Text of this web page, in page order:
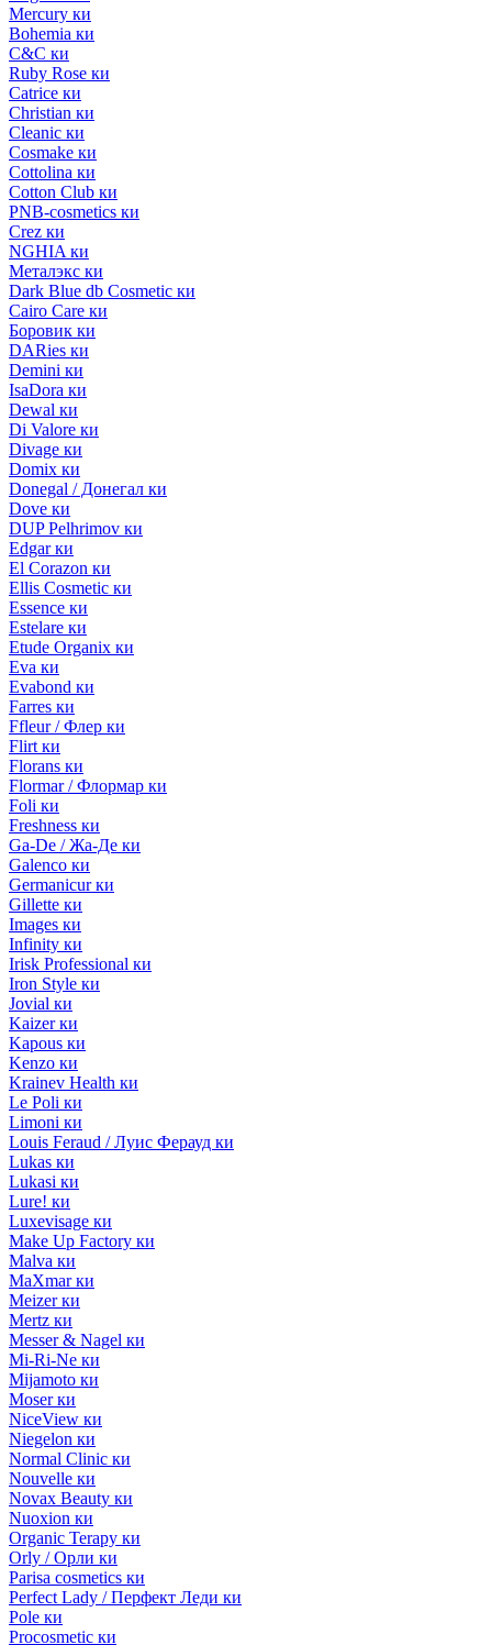
Mercury ки
Bohemia ки
C&C ки
Ruby Rose ки
Catrice ки
Christian ки
Cleanic ки
Cosmake ки
Cottolina ки
Cotton Club ки
PNB-cosmetics ки
Crez ки
NGHIA ки
Металэкс ки
Dark Blue db Cosmetic ки
Cairo Care ки
Боровик ки
DARies ки
Demini ки
IsaDora ки
Dewal ки
Di Valore ки
Divage ки
Domix ки
Donegal / Донегал ки
Dove ки
DUP Pelhrimov ки
Edgar ки
El Corazon ки
Ellis Cosmetic ки
Essence ки
Estelare ки
Etude Organix ки
Eva ки
Evabond ки
Farres ки
Ffleur / Флер ки
Flirt ки
Florans ки
Flormar / Флормар ки
Foli ки
Freshness ки
Ga-De / Жа-Де ки
Galenco ки
Germanicur ки
Gillette ки
Images ки
Infinity ки
Irisk Professional ки
Iron Style ки
Jovial ки
Kaizer ки
Kapous ки
Kenzo ки
Krainev Health ки
Le Poli ки
Limoni ки
Louis Feraud / Луис Ферауд ки
Lukas ки
Lukasi ки
Lure! ки
Luxevisage ки
Make Up Factory ки
Malva ки
MaXmar ки
Meizer ки
Mertz ки
Messer & Nagel ки
Mi-Ri-Ne ки
Mijamoto ки
Moser ки
NiceView ки
Niegelon ки
Normal Clinic ки
Nouvelle ки
Novax Beauty ки
Nuoxion ки
Organic Terapy ки
Orly / Орли ки
Parisa cosmetics ки
Perfect Lady / Перфект Леди ки
Pole ки
Procosmetic ки